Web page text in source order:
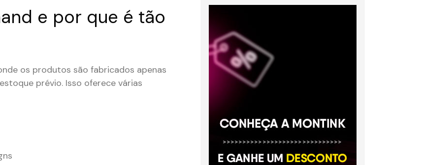
e por que é tão
os produtos são fabricados apenas
prévio. Isso oferece várias